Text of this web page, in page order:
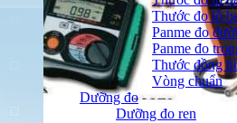
Thước đo lỗ
Panme đo
Panme đo
Thước đồng
Vòng chuẩn
Dưỡng đo
Dưỡng đo ren